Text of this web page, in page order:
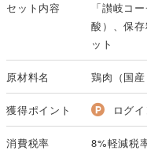
セット内容
「讃岐コ
酸）、保
ット
原材料名 鶏肉（国
獲得ポイント ログ
消費税率 8%軽減税